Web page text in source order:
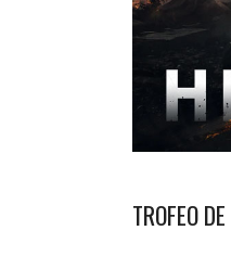
TROFEO DE